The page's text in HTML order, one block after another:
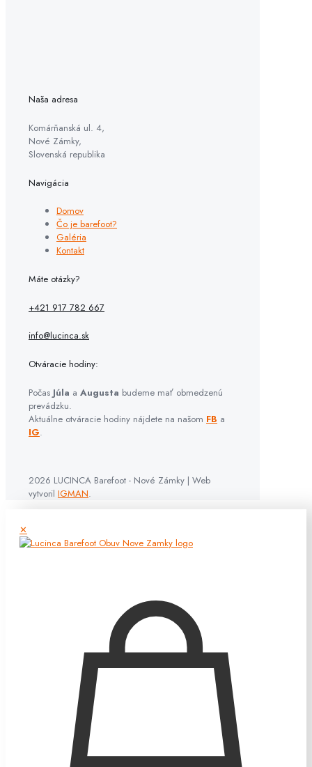
Naša adresa
Komárňanská ul. 4,
Nové Zámky,
Slovenská republika
Navigácia
Domov
Čo je barefoot?
Galéria
Kontakt
Máte otázky?
+421 917 782 667
info@lucinca.sk
Otváracie hodiny:
Počas Júla a Augusta budeme mať obmedzenú
prevádzku.
Aktuálne otváracie hodiny nájdete na našom FB a
IG.
2026 LUCINCA Barefoot - Nové Zámky | Web
vytvoril IGMAN.
✕